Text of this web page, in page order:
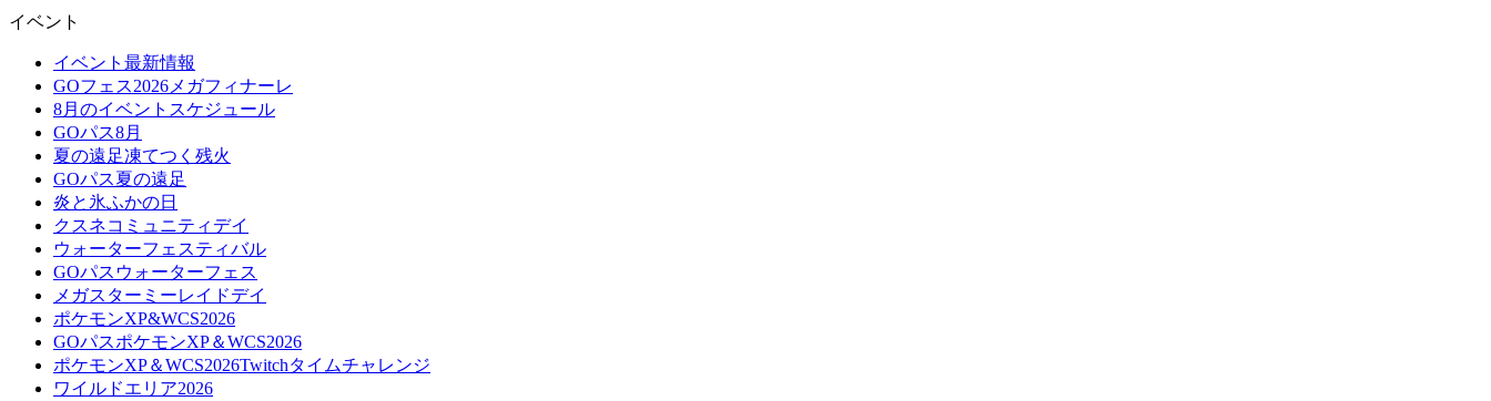
イベント
イベント最新情報
GOフェス2026メガフィナーレ
8月のイベントスケジュール
GOパス8月
夏の遠足凍てつく残火
GOパス夏の遠足
炎と氷ふかの日
クスネコミュニティデイ
ウォーターフェスティバル
GOパスウォーターフェス
メガスターミーレイドデイ
ポケモンXP&WCS2026
GOパスポケモンXP＆WCS2026
ポケモンXP＆WCS2026Twitchタイムチャレンジ
ワイルドエリア2026